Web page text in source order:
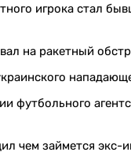
игрока стал
на ракетный
футбольного
чем займется экс-